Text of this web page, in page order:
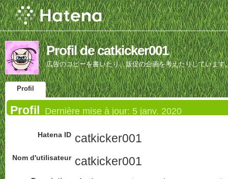
Profil de catkicker001
広告のコピーを書いたり、販促の企画を考えたりしていま
Profil
Profil Dernière mise à jour: 5 janv. 2020
Hatena ID catkicker001
Nom d'utilisateur catkicker001